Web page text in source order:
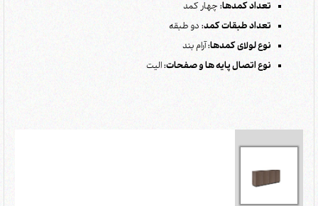
تعداد کمدها: چهار کمد
تعداد طبقات کمد: دو طبقه
نوع لولای کمدها:آرام بند
نوع اتصال پایه ها و صفحات:الیت